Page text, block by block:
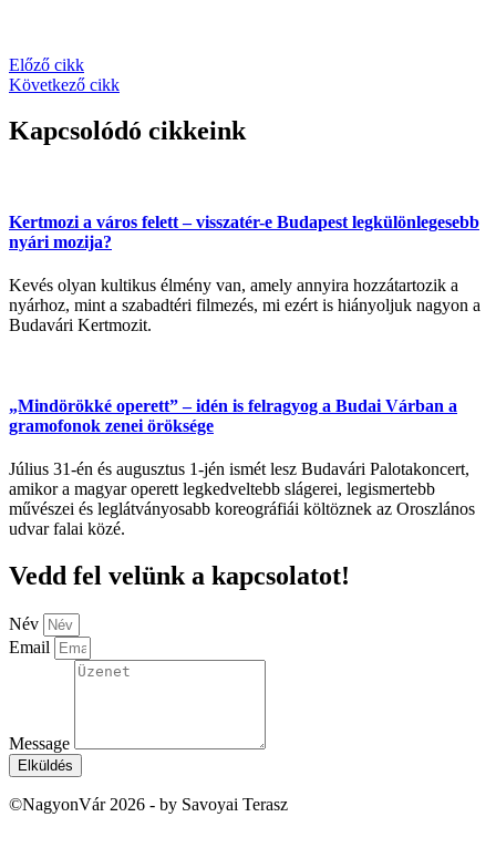
Előző cikk
Következő cikk
Kapcsolódó cikkeink
Kertmozi a város felett – visszatér-e Budapest legkülönlegesebb
nyári mozija?
Kevés olyan kultikus élmény van, amely annyira hozzátartozik a
nyárhoz, mint a szabadtéri filmezés, mi ezért is hiányoljuk nagyon a
Budavári Kertmozit.
„Mindörökké operett” – idén is felragyog a Budai Várban a
gramofonok zenei öröksége
Július 31-én és augusztus 1-jén ismét lesz Budavári Palotakoncert,
amikor a magyar operett legkedveltebb slágerei, legismertebb
művészei és leglátványosabb koreográfiái költöznek az Oroszlános
udvar falai közé.
Vedd fel velünk a kapcsolatot!
Név
Email
Message
Elküldés
©NagyonVár 2026 - by Savoyai Terasz